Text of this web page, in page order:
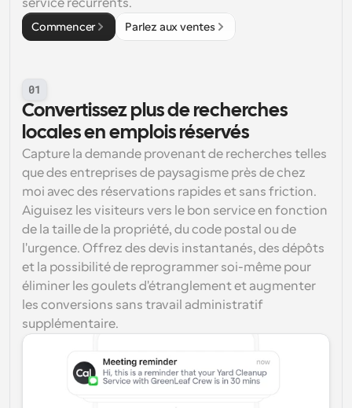
service récurrents.
Commencer Parlez aux ventes
01
Convertissez plus de recherches
locales en emplois réservés
Capture la demande provenant de recherches telles
que des entreprises de paysagisme près de chez
moi avec des réservations rapides et sans friction.
Aiguisez les visiteurs vers le bon service en fonction
de la taille de la propriété, du code postal ou de
l'urgence. Offrez des devis instantanés, des dépôts
et la possibilité de reprogrammer soi-même pour
éliminer les goulets d'étranglement et augmenter
les conversions sans travail administratif
supplémentaire.